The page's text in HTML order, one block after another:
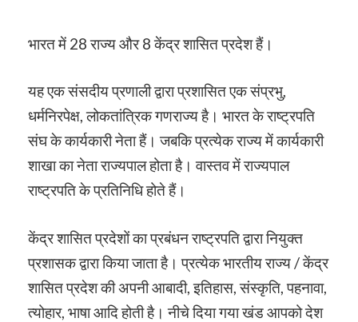
भारत में 28 राज्य और 8 केंद्र शासित प्रदेश हैं।
यह एक संसदीय प्रणाली द्वारा प्रशासित एक संप्रभु,
धर्मनिरपेक्ष, लोकतांत्रिक गणराज्य है। भारत के राष्ट्रपति
संघ के कार्यकारी नेता हैं। जबकि प्रत्येक राज्य में कार्यकारी
शाखा का नेता राज्यपाल होता है। वास्तव में राज्यपाल
राष्ट्रपति के प्रतिनिधि होते हैं।
केंद्र शासित प्रदेशों का प्रबंधन राष्ट्रपति द्वारा नियुक्त
प्रशासक द्वारा किया जाता है। प्रत्येक भारतीय राज्य / केंद्र
शासित प्रदेश की अपनी आबादी, इतिहास, संस्कृति, पहनावा,
त्योहार, भाषा आदि होती है। नीचे दिया गया खंड आपको देश